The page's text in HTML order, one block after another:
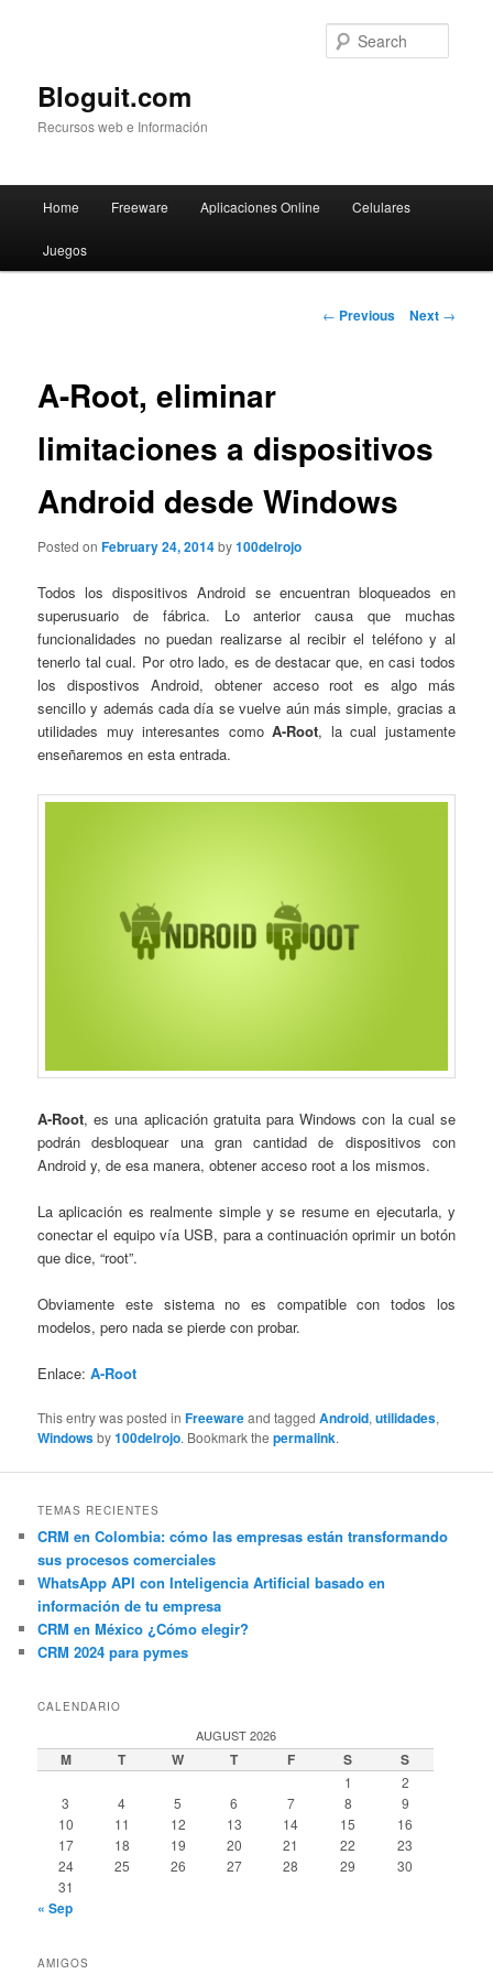
Bloguit.com
Recursos web e Información
Skip
to
Home Freeware Aplicaciones Online Celulares
Juegos
Post
← Previous Next →
A-Root, eliminar
limitaciones a dispositivos
Android desde Windows
Posted onFebruary 24, 2014by100delrojo
Todos los dispositivos Android se encuentran bloqueados en
superusuario de fábrica. Lo anterior causa que muchas
funcionalidades no puedan realizarse al recibir el teléfono y al
tenerlo tal cual. Por otro lado, es de destacar que, en casi todos
los dispostivos Android, obtener acceso root es algo más
sencillo y además cada día se vuelve aún más simple, gracias a
utilidades muy interesantes comoA-Root, la cual justamente
enseñaremos en esta entrada.
A-Root, es una aplicación gratuita para Windows con la cual se
podrán desbloquear una gran cantidad de dispositivos con
Android y, de esa manera, obtener acceso root a los mismos.
La aplicación es realmente simple y se resume en ejecutarla, y
conectar el equipo vía USB, para a continuación oprimir un botón
que dice, “root”.
Obviamente este sistema no es compatible con todos los
modelos, pero nada se pierde con probar.
Enlace:A-Root
This entry was posted inFreewareand taggedAndroid,utilidades,
Windowsby100delrojo. Bookmark thepermalink.
TEMAS RECIENTES
CRM en Colombia: cómo las empresas están transformando
sus procesos comerciales
WhatsApp API con Inteligencia Artificial basado en
información de tu empresa
CRM en México ¿Cómo elegir?
CRM 2024 para pymes
CALENDARIO
AUGUST 2026
M T W T F S S
1
2
3
4 5 6 7 8
9
10
11 12 13 14 15
16
17
18 19 20 21 22
23
24
25 26 27 28 29
30
31
« Sep
AMIGOS